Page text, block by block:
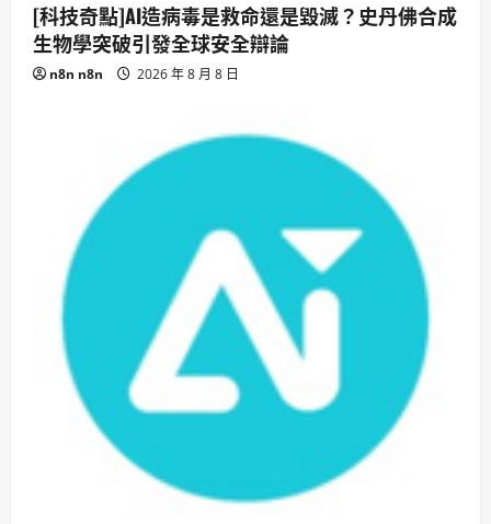
[科技奇點]AI造病毒是救命還是毀滅？史丹佛合成
生物學突破引發全球安全辯論
n8n n8n 2026 年 8 月 8 日